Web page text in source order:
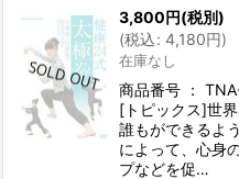
3,800円(税別)
(税込: 4,180円)
在庫なし
商品番号 ：
[トピックス]世
誰もができるよ
によって、心身
プなどを促…